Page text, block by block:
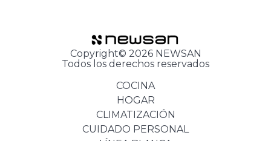
Copyright© 2026 NEWSAN
Todos los derechos reservados
COCINA
HOGAR
CLIMATIZACIÓN
CUIDADO PERSONAL